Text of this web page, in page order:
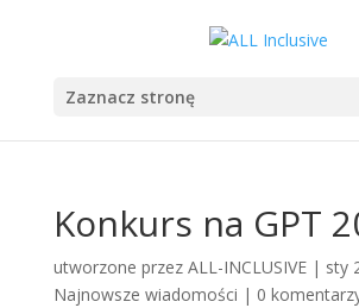
Zaznacz stronę
Konkurs na GPT
utworzone przez ALL-INCLUSIVE| sty
Najnowsze wiadomości | 0